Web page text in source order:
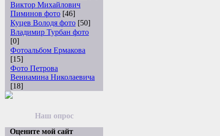
Виктор Михайлович
Пиминов фото [46]
Куцев Володя фото [50]
Владимир Турбан фото
[0]
Фотоальбом Ермакова
[15]
Фото Петрова
Вениамина Николаевича
[18]
Наш опрос
Оцените мой сайт